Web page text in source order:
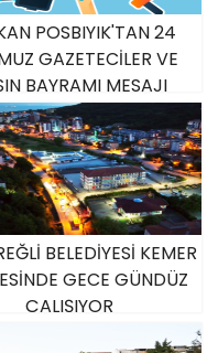
POSBIYIK'TAN 24
GAZETECİLER VE
BAYRAMI MESAJI
BELEDİYESİ KEMER
GECE GÜNDÜZ
ÇALIŞIYOR